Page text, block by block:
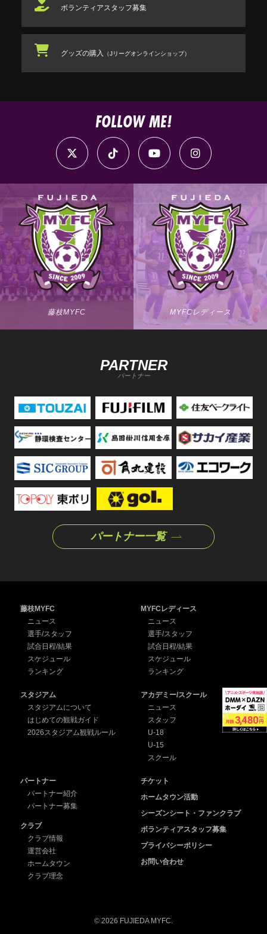
ボランティアスタッフ募集
グッズの購入 （Jリーグオンラインショップ）
FOLLOW ME!
藤枝MYFC MYFCレディース
PARTNER
パートナー
パートナー一覧
藤枝MYFC
ニュース
選手/スタッフ
試合日程/結果
スケジュール
ランキング
MYFCレディース
ニュース
選手/スタッフ
試合日程/結果
スケジュール
ランキング
スタジアム
スタジアムについて
はじめての観戦ガイド
2026スタジアム観戦ルール
アカデミー/スクール
ニュース
スタッフ
U-18
U-15
スクール
パートナー
パートナー紹介
パートナー募集
クラブ
クラブ情報
運営会社
ホームタウン
クラブ理念
チケット
ホームタウン活動
シーズンシート・ファンクラブ
ボランティアスタッフ募集
プライバシーポリシー
お問い合わせ
© 2026 FUJIEDA MYFC.